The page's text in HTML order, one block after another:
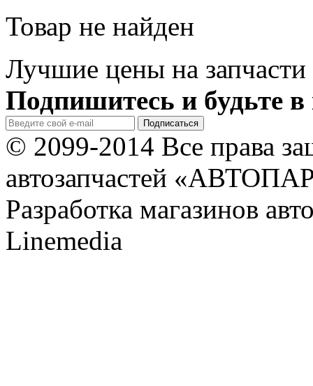
Товар не найден
Лучшие цены на запчасти
Подпишитесь и будьте в
© 2099-2014 Все права
автозапчастей
Разработка магазинов
Linemedia